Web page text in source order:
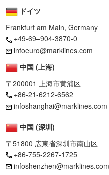
ドイツ
Frankfurt am Main, Germany
+49-69–904-3870-0
infoeuro@marklines.com
中国 (上海)
〒200001 上海市黄浦区
+86-21-6212-6562
infoshanghai@marklines.com
中国 (深圳)
〒51800 広東省深圳市南山区
+86-755-2267-1725
infoshenzhen@marklines.com